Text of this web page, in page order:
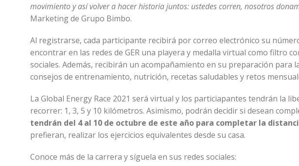
movimiento y así volver a hacer historia juntos: ustedes corren, nosotros
Marketing de Grupo Bimbo.
Al registrarse, cada participante recibirá por correo electrónico su
encontrar en las redes de GER una playera y medalla virtual como filtro
sociales. Además, recibirán un acompañamiento en su preparación para
consejos de entrenamiento, nutrición, recetas saludables y retos
La Global Energy Race 2021 será virtual y los particiapantes tendrán la
recorrer: 1, 3, 5 y 10 kilómetros. Asimismo, podrán decidir si desean
tendrán del 4 al 10 de octubre de este año para completar la
prefieran, realizar los ejercicios equivalentes desde su casa.
Conoce más de la carrera y síguela en sus redes sociales: